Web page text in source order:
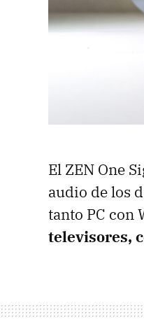
El ZEN One
audio de los
tanto PC con
televisores,